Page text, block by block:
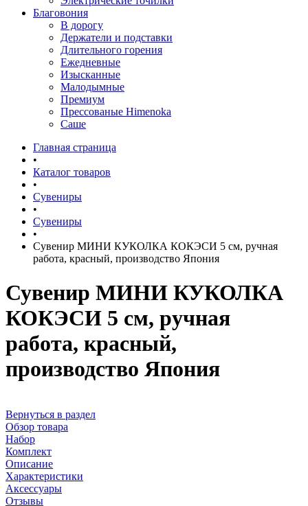
Благовония
В дорогу
Держатели и подставки
Длительного горения
Ежедневные
Изысканные
Малодымные
Премиум
Прессованые Himenoka
Саше
Главная страница
•
Каталог товаров
•
Сувениры
•
Сувениры
•
Сувенир МИНИ КУКОЛКА КОКЭСИ 5 см, ручная
работа, красный, производство Япония
Сувенир МИНИ КУКОЛКА
КОКЭСИ 5 см, ручная
работа, красный,
производство Япония
Вернуться в раздел
Обзор товара
Набор
Комплект
Описание
Характеристики
Аксессуары
Отзывы